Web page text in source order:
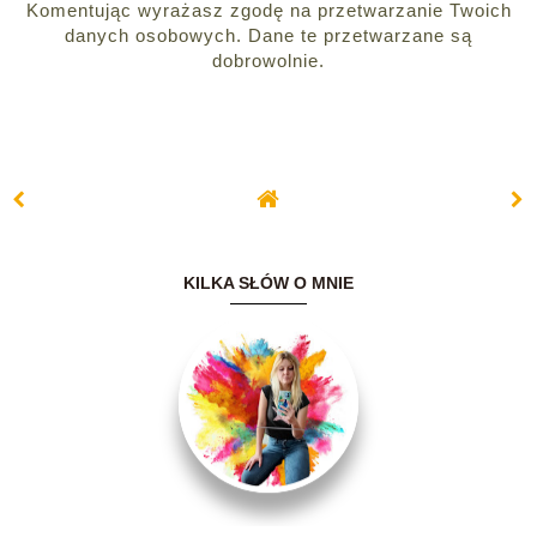
Komentując wyrażasz zgodę na przetwarzanie Twoich
danych osobowych. Dane te przetwarzane są
dobrowolnie.
KILKA SŁÓW O MNIE